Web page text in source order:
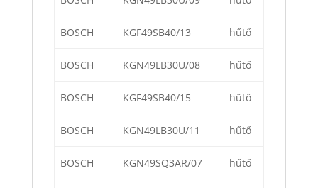
BOSCH KGF49SB40/13 hűtő
BOSCH KGN49LB30U/08 hűtő
BOSCH KGF49SB40/15 hűtő
BOSCH KGN49LB30U/11 hűtő
BOSCH KGN49SQ3AR/07 hűtő